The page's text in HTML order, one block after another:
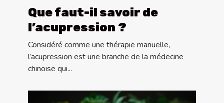
Que faut-il savoir de
l’acupression ?
Considéré comme une thérapie manuelle,
l’acupression est une branche de la médecine
chinoise qui...